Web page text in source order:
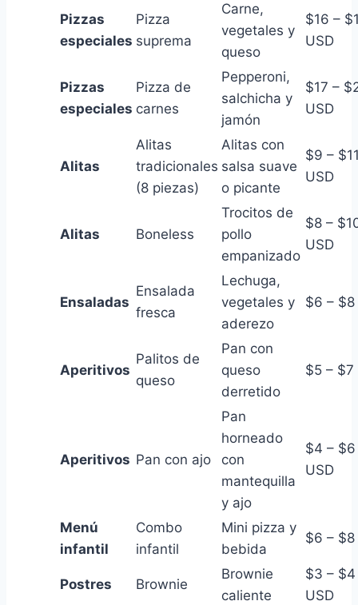
Pizzas
especiales
Pizza
suprema
Carne,
vegetales y
queso
$16 –
USD
Pizzas
especiales
Pizza de
carnes
Pepperoni,
salchicha y
jamón
$17 –
USD
Alitas
Alitas
tradicionales
(8 piezas)
Alitas con
salsa suave
o picante
$9 –
USD
Alitas Boneless
Trocitos de
pollo
empanizado
$8 –
USD
Ensaladas
Ensalada
fresca
Lechuga,
vegetales y
aderezo
$6 – $8
Aperitivos
Palitos de
queso
Pan con
queso
derretido
$5 – $7
Aperitivos Pan con ajo
Pan
horneado
con
mantequilla
y ajo
$4 – $6
USD
Menú
infantil
Combo
infantil
Mini pizza y
bebida
$6 – $8
Postres Brownie
Brownie
caliente
$3 – $4
USD